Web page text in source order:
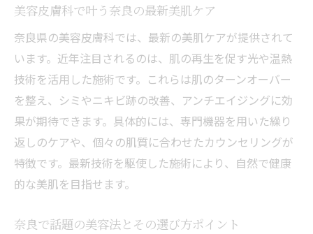
美容皮膚科で叶う奈良の最新美肌ケア
奈良県の美容皮膚科では、最新の美肌ケアが提供されて
います。近年注目されるのは、肌の再生を促す光や温熱
技術を活用した施術です。これらは肌のターンオーバー
を整え、シミやニキビ跡の改善、アンチエイジングに効
果が期待できます。具体的には、専門機器を用いた繰り
返しのケアや、個々の肌質に合わせたカウンセリングが
特徴です。最新技術を駆使した施術により、自然で健康
的な美肌を目指せます。
奈良で話題の美容法とその選び方ポイント